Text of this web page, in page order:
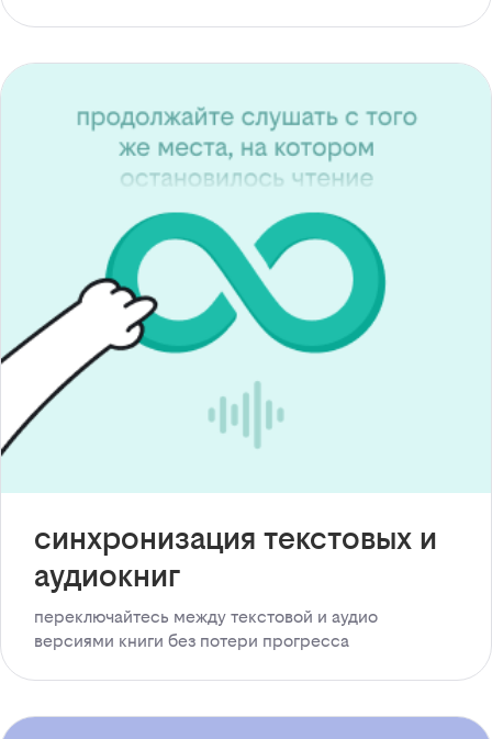
синхронизация текстовых и
аудиокниг
переключайтесь между текстовой и аудио
версиями книги без потери прогресса